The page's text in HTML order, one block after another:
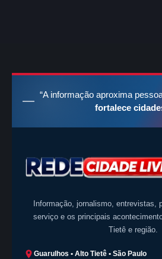
“A informação aproxima
fortalece
Informação, jornalismo, entrevistas,
serviço e os principais
Tietê e região.
Guarulhos • Alto Tietê • São Paulo